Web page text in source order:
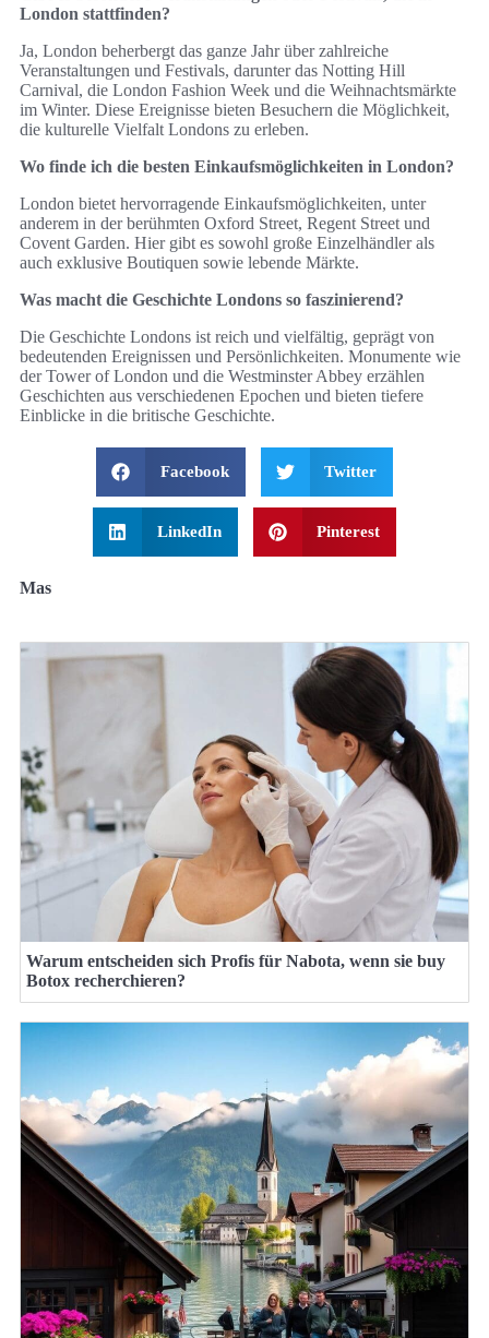
London stattfinden?
Ja, London beherbergt das ganze Jahr über zahlreiche
Veranstaltungen und Festivals, darunter das Notting Hill
Carnival, die London Fashion Week und die Weihnachtsmärkte
im Winter. Diese Ereignisse bieten Besuchern die Möglichkeit,
die kulturelle Vielfalt Londons zu erleben.
Wo finde ich die besten Einkaufsmöglichkeiten in London?
London bietet hervorragende Einkaufsmöglichkeiten, unter
anderem in der berühmten Oxford Street, Regent Street und
Covent Garden. Hier gibt es sowohl große Einzelhändler als
auch exklusive Boutiquen sowie lebende Märkte.
Was macht die Geschichte Londons so faszinierend?
Die Geschichte Londons ist reich und vielfältig, geprägt von
bedeutenden Ereignissen und Persönlichkeiten. Monumente wie
der Tower of London und die Westminster Abbey erzählen
Geschichten aus verschiedenen Epochen und bieten tiefere
Einblicke in die britische Geschichte.
Facebook Twitter
LinkedIn Pinterest
Mas
Warum entscheiden sich Profis für Nabota, wenn sie buy
Botox recherchieren?